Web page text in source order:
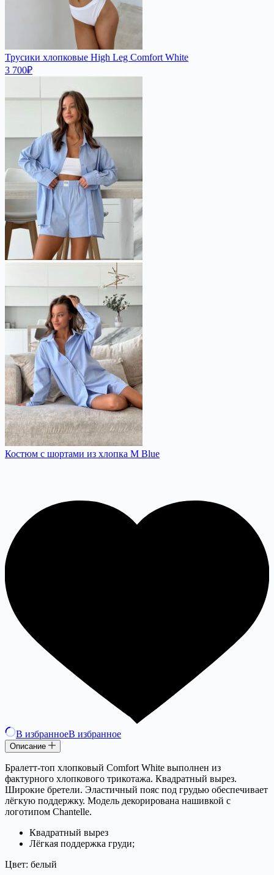
Трусики хлопковые High Leg Comfort White
3 700₽
Костюм с шортами из хлопка М Blue
В избранноеВ избранное
Описание
Бралетт-топ хлопковый Comfort White выполнен из
фактурного хлопкового трикотажа. Квадратный вырез.
Широкие бретели. Эластичный пояс под грудью обеспечивает
лёгкую поддержку. Модель декорирована нашивкой с
логотипом Chantelle.
Квадратный вырез
Лёгкая поддержка груди;
Цвет: белый